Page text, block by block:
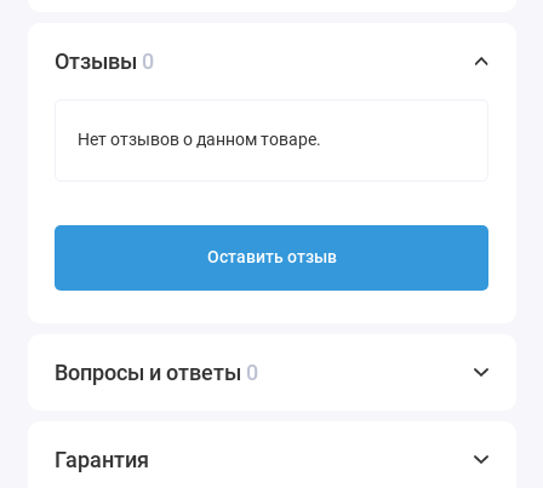
Отзывы 0
Нет отзывов о данном товаре.
Оставить отзыв
Вопросы и ответы 0
Гарантия